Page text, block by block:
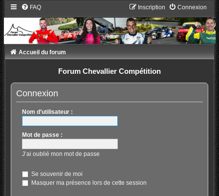
FAQ Connexion
Inscription
Accueil du forum
Forum Chevallier Compétition
Connexion
Nom d’utilisateur :
Mot de passe :
J’ai oublié mon mot de passe
Se souvenir de moi
Masquer ma présence lors de cette session